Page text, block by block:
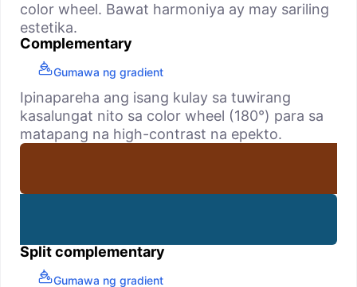
color wheel. Bawat harmoniya ay may sariling
estetika.
Complementary
Gumawa ng gradient
Ipinapareha ang isang kulay sa tuwirang
kasalungat nito sa color wheel (180°) para sa
matapang na high-contrast na epekto.
Split complementary
Gumawa ng gradient